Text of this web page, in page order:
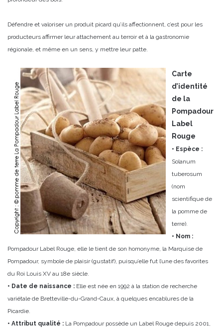
Défendre et valoriser un produit picard qu’ils affectionnent, c’est pour les
producteurs affirmer leur attachement au terroir et à la gastronomie
régionale, et même en un sens, y mettre leur patte.
Carte
d’identité
de la
Pompadour
Label
Rouge
• Espèce :
Solanum
tuberosum
(nom
scientifique de
la pomme de
terre).
• Nom :
Pompadour Label Rouge, elle le tient de son homonyme, la Marquise de
Pompadour, symbole de plaisir (gustatif), puisqu’elle fut l’une des favorites
du Roi Louis XV au 18e siècle.
• Date de naissance : Elle est née en 1992 à la station de recherche
variétale de Bretteville-du-Grand-Caux, à quelques encablures de la
Picardie.
• Attribut qualité : La Pompadour possède un Label Rouge depuis 2001,